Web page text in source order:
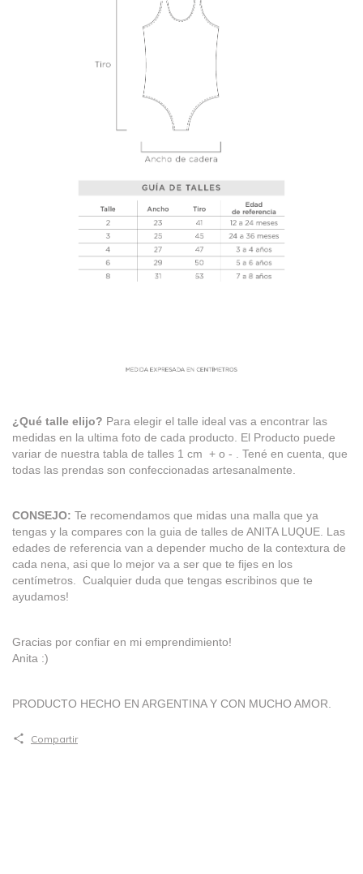
¿Qué talle elijo? Para elegir el talle ideal vas a encontrar las
medidas en la ultima foto de cada producto. El Producto puede
variar de nuestra tabla de talles 1 cm + o - . Tené en cuenta, que
todas las prendas son confeccionadas artesanalmente.
CONSEJO: Te recomendamos que midas una malla que ya
tengas y la compares con la guia de talles de ANITA LUQUE. Las
edades de referencia van a depender mucho de la contextura de
cada nena, asi que lo mejor va a ser que te fijes en los
centímetros. Cualquier duda que tengas escribinos que te
ayudamos!
Gracias por confiar en mi emprendimiento!
Anita :)
PRODUCTO HECHO EN ARGENTINA Y CON MUCHO AMOR.
Compartir